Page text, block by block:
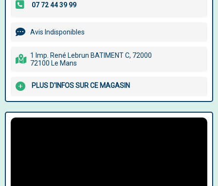
Avis Indisponibles
1 Imp. René Lebrun BATIMENT C, 72000
72100 Le Mans
PLUS D'INFOS SUR CE MAGASIN